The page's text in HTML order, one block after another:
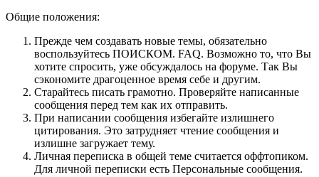
Общие положения:
Прежде чем создавать новые темы, обязательно
воспользуйтесь ПОИСКОМ. FAQ. Возможно то, что Вы
хотите спросить, уже обсуждалось на форуме. Так Вы
сэкономите драгоценное время себе и другим.
Старайтесь писать грамотно. Проверяйте написанные
сообщения перед тем как их отправить.
При написании сообщения избегайте излишнего
цитирования. Это затрудняет чтение сообщения и
излишне загружает тему.
Личная переписка в общей теме считается оффтопиком.
Для личной переписки есть Персональные сообщения.